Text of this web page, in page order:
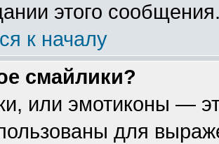
этого
к началу
смайлики?
или эмотиконы —
для